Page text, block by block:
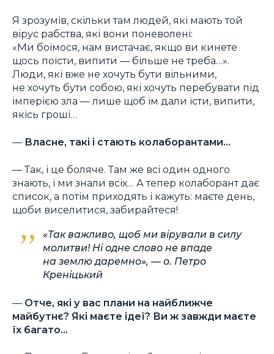
Я зрозумів, скільки там людей, які мають той
вірус рабства, які вони поневолені:
«Ми боїмося, нам вистачає, якщо ви кинете
щось поїсти, випити — більше не треба…».
Люди, які вже не хочуть бути вільними,
не хочуть бути собою, які хочуть перебувати під
імперією зла — лише щоб їм дали їсти, випити,
якісь гроші…
— Власне, такі і стають колаборантами…
— Так, і це боляче. Там же всі один одного
знають, і ми знали всіх… А тепер колаборант дає
список, а потім приходять і кажуть: маєте день,
щоби виселитися, забирайтеся!
«Так важливо, щоб ми вірували в силу
молитви! Ні одне слово не впаде
на землю даремно», — о. Петро
Креніцький
— Отче, які у вас плани на найближче
майбутнє? Які маєте ідеї? Ви ж завжди маєте
їх багато…